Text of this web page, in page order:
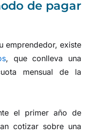
de pagar
emprendedor, existe
, que conlleva una
mensual de la
el primer año de
cotizar sobre una